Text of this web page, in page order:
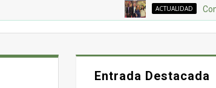
ACTUALIDAD
Entrada Destacada